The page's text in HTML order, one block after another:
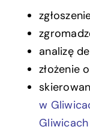
analizę
złożenie
w
Gliwicach